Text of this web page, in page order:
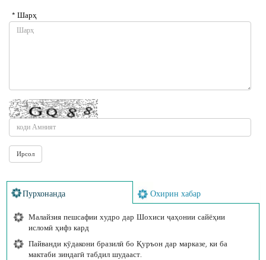
* Шарҳ
Пурхонанда Охирин хабар
Малайзия пешсафии худро дар Шохиси ҷаҳонии сайёҳии
исломӣ ҳифз кард
Пайванди кӯдакони бразилӣ бо Қуръон дар марказе, ки ба
мактаби зиндагӣ табдил шудааст.